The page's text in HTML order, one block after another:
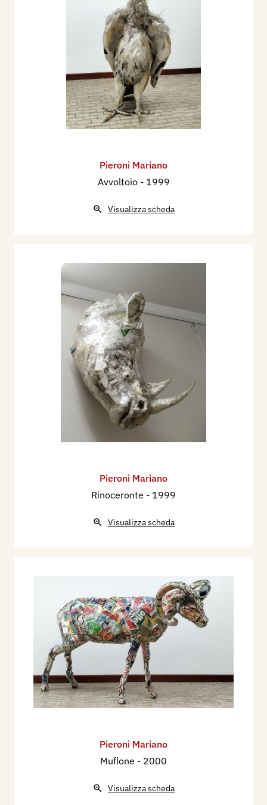
Pieroni Mariano
Avvoltoio - 1999
Visualizza scheda
Pieroni Mariano
Rinoceronte - 1999
Visualizza scheda
Pieroni Mariano
Muflone - 2000
Visualizza scheda